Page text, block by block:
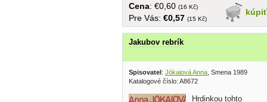
kúpiť
Cena: €0,60 (16 Kč)
Pre Vás: €0,57 (15 Kč)
Jakubov rebrík
Spisovatel : Jókaiová Anna , Smena 1989
Katalogové číslo: A8672
Hrdinkou tohto